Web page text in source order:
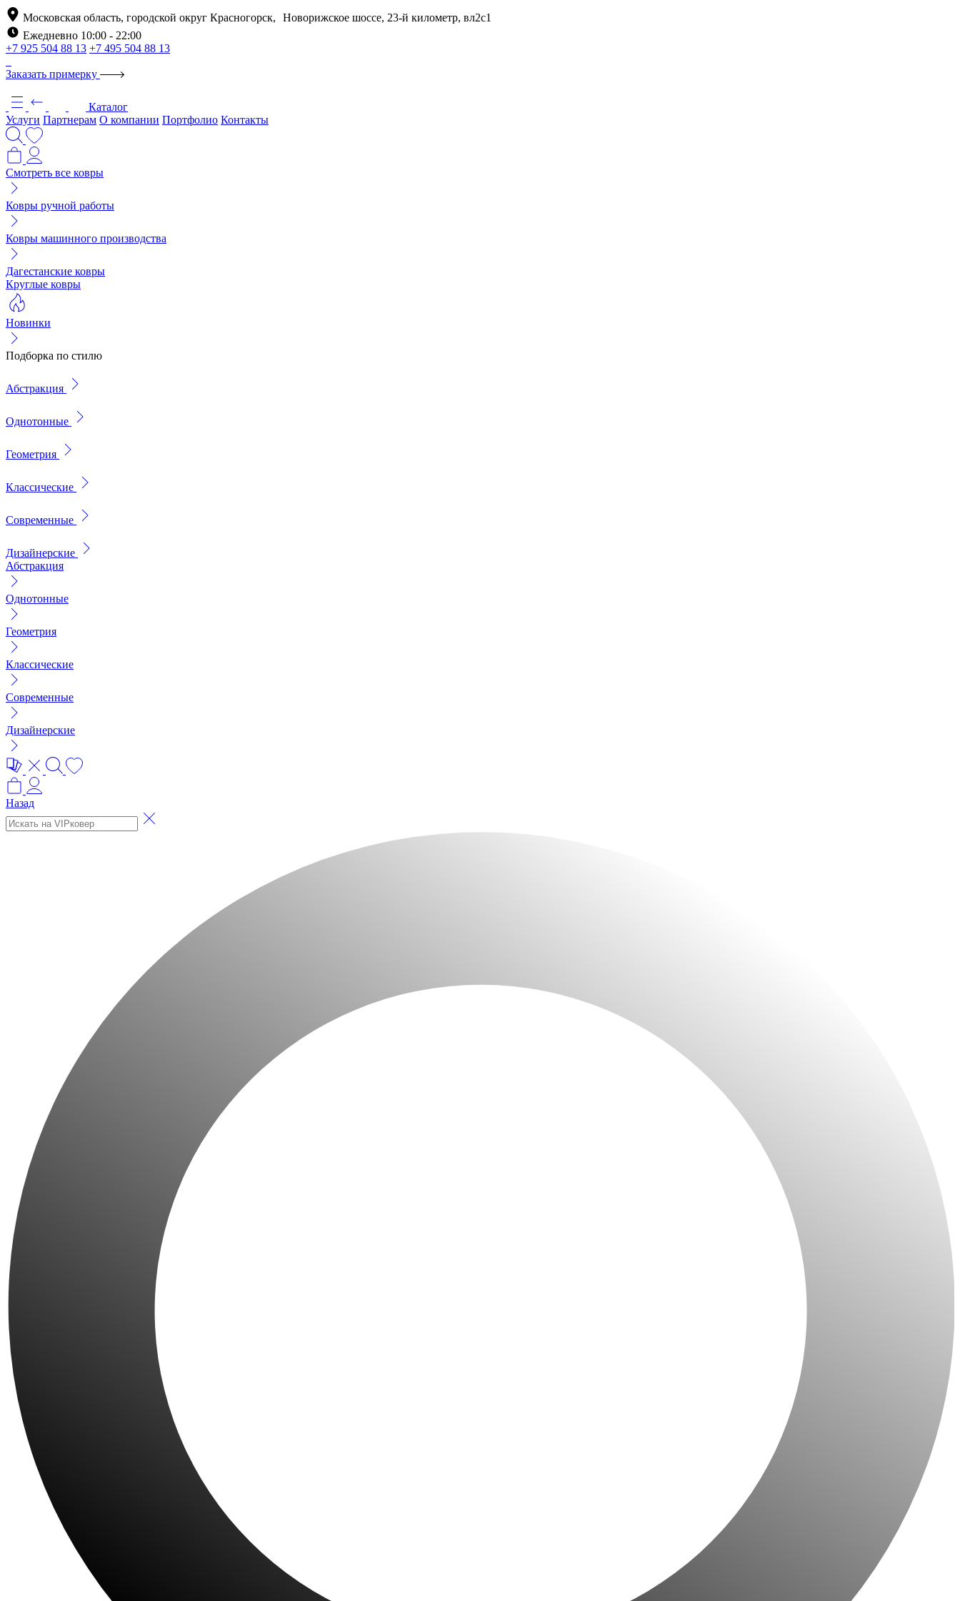
Московская область, городской округ Красногорск, Новорижское шоссе, 23-й километр, вл2с1
Ежедневно 10:00 - 22:00
+7 925 504 88 13 +7 495 504 88 13
Заказать примерку
Каталог
Услуги Партнерам О компании Портфолио Контакты
Смотреть все ковры
Ковры ручной работы
Ковры машинного производства
Дагестанские ковры
Круглые ковры
Новинки
Подборка по стилю
Абстракция
Однотонные
Геометрия
Классические
Современные
Дизайнерские
Абстракция
Однотонные
Геометрия
Классические
Современные
Дизайнерские
Назад